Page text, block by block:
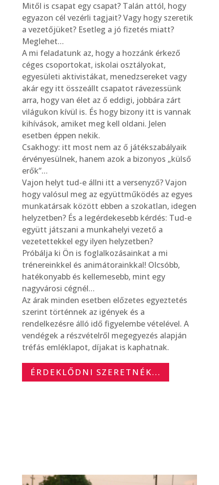
Mitől is csapat egy csapat? Talán attól, hogy
egyazon cél vezérli tagjait? Vagy hogy szeretik
a vezetőjüket? Esetleg a jó fizetés miatt?
Meglehet…
A mi feladatunk az, hogy a hozzánk érkező
céges csoportokat, iskolai osztályokat,
egyesületi aktivistákat, menedzsereket vagy
akár egy itt összeállt csapatot rávezessünk
arra, hogy van élet az ő eddigi, jobbára zárt
világukon kívül is. És hogy bizony itt is vannak
kihívások, amiket meg kell oldani. Jelen
esetben éppen nekik.
Csakhogy: itt most nem az ő játékszabályaik
érvényesülnek, hanem azok a bizonyos „külső
erők”…
Vajon helyt tud-e állni itt a versenyző? Vajon
hogy valósul meg az együttműködés az egyes
munkatársak között ebben a szokatlan, idegen
helyzetben? És a legérdekesebb kérdés: Tud-e
együtt játszani a munkahelyi vezető a
vezetettekkel egy ilyen helyzetben?
Próbálja ki Ön is foglalkozásainkat a mi
trénereinkkel és animátorainkkal! Olcsóbb,
hatékonyabb és kellemesebb, mint egy
nagyvárosi cégnél…
Az árak minden esetben előzetes egyeztetés
szerint történnek az igények és a
rendelkezésre álló idő figyelembe vételével. A
vendégek a részvételről megegyezés alapján
tréfás emléklapot, díjakat is kaphatnak.
ÉRDEKLŐDNI SZERETNÉK...